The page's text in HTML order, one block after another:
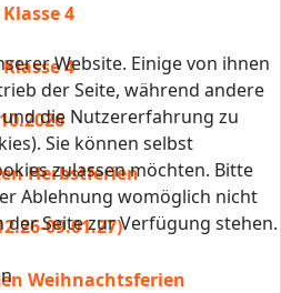
4
4
Herbstferien
09.01.27)
Weihnachtsferien
Website. Einige von ihnen
der Seite, während andere
die Nutzererfahrung zu
Sie können selbst
zulassen möchten. Bitte
Ablehnung womöglich nicht
Seite zur Verfügung stehen.